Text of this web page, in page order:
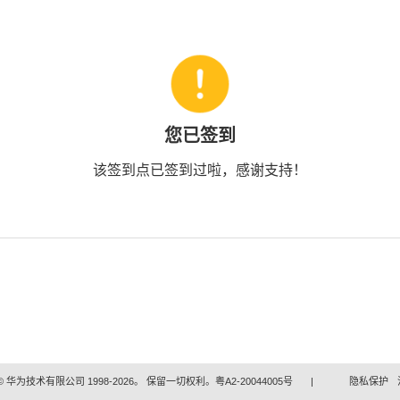
您已签到
该签到点已签到过啦，感谢支持！
华为技术有限公司 1998-2026。 保留一切权利。粤A2-20044005号 | 隐私保护